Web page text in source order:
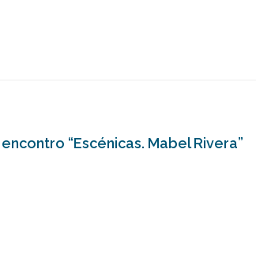
“Escénicas. Mabel Rivera”